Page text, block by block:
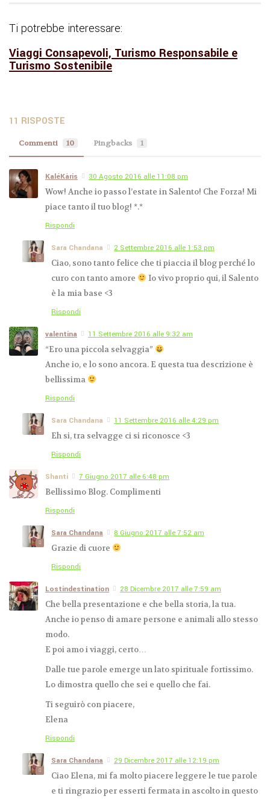
Ti potrebbe interessare:
Viaggi Consapevoli, Turismo Responsabile e
Turismo Sostenibile
11 RISPOSTE
Commenti 10 Pingbacks 1
KaléKàris
30 Agosto 2016 alle 11:08 pm
Wow! Anche io passo l’estate in Salento! Che Forza! Mi
piace tanto il tuo blog! *.*
Rispondi
Sara Chandana
2 Settembre 2016 alle 1:53 pm
Ciao, sono tanto felice che ti piaccia il blog perché lo
curo con tanto amore
Io vivo proprio qui, il Salento
è la mia base <3
Rispondi
valentina
11 Settembre 2016 alle 9:32 am
“Ero una piccola selvaggia”
Anche io, e lo sono ancora. E questa tua descrizione è
bellissima
Rispondi
Sara Chandana
11 Settembre 2016 alle 4:29 pm
Eh si, tra selvagge ci si riconosce <3
Rispondi
Shanti
7 Giugno 2017 alle 6:48 pm
Bellissimo Blog. Complimenti
Rispondi
Sara Chandana
8 Giugno 2017 alle 7:52 am
Grazie di cuore
Rispondi
Lostindestination
28 Dicembre 2017 alle 7:59 am
Che bella presentazione e che bella storia, la tua.
Anche io penso di amare persone e animali allo stesso
modo.
E poi amo i viaggi, certo…
Dalle tue parole emerge un lato spirituale fortissimo.
Lo dimostra quello che sei e quello che fai.
Ti seguirò con piacere,
Elena
Rispondi
Sara Chandana
29 Dicembre 2017 alle 12:19 pm
Ciao Elena, mi fa molto piacere leggere le tue parole
e ti ringrazio per esserti fermata in ascolto in questo